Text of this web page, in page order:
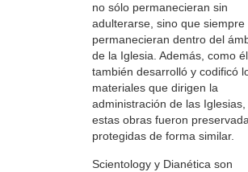
no sólo permanecieran sin
adulterarse, sino que siempre
permanecieran dentro del
de la Iglesia. Además, como él
también desarrolló y codificó
materiales que dirigen la
administración de las Iglesias,
estas obras fueron
protegidas de forma similar.
Scientology y Dianética son